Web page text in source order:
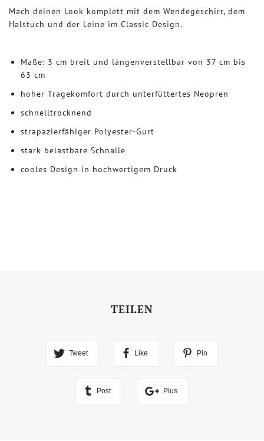
Mach deinen Look komplett mit dem Wendegeschirr, dem
Halstuch und der Leine im Classic Design.
Maße: 3 cm breit und längenverstellbar von 37 cm bis
63 cm
hoher Tragekomfort durch unterfüttertes Neopren
schnelltrocknend
strapazierfähiger Polyester-Gurt
stark belastbare Schnalle
cooles Design in hochwertigem Druck
TEILEN
Tweet Like Pin
Post Plus